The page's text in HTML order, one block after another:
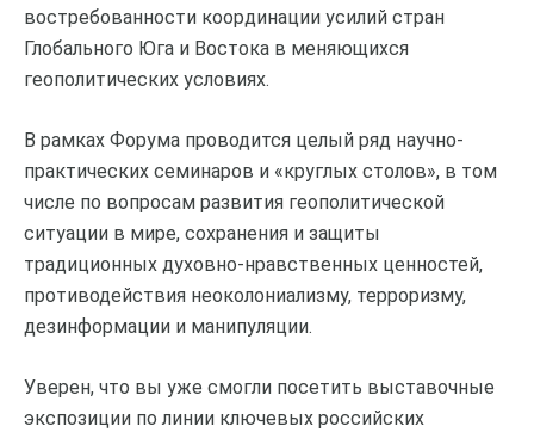
востребованности координации усилий стран
Глобального Юга и Востока в меняющихся
геополитических условиях.
В рамках Форума проводится целый ряд научно-
практических семинаров и «круглых столов», в том
числе по вопросам развития геополитической
ситуации в мире, сохранения и защиты
традиционных духовно-нравственных ценностей,
противодействия неоколониализму, терроризму,
дезинформации и манипуляции.
Уверен, что вы уже смогли посетить выставочные
экспозиции по линии ключевых российских